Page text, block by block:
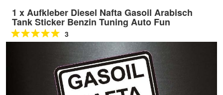
1 x Aufkleber Diesel Nafta Gasoil Arabisch
Tank Sticker Benzin Tuning Auto Fun
3